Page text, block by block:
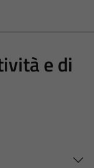
e di